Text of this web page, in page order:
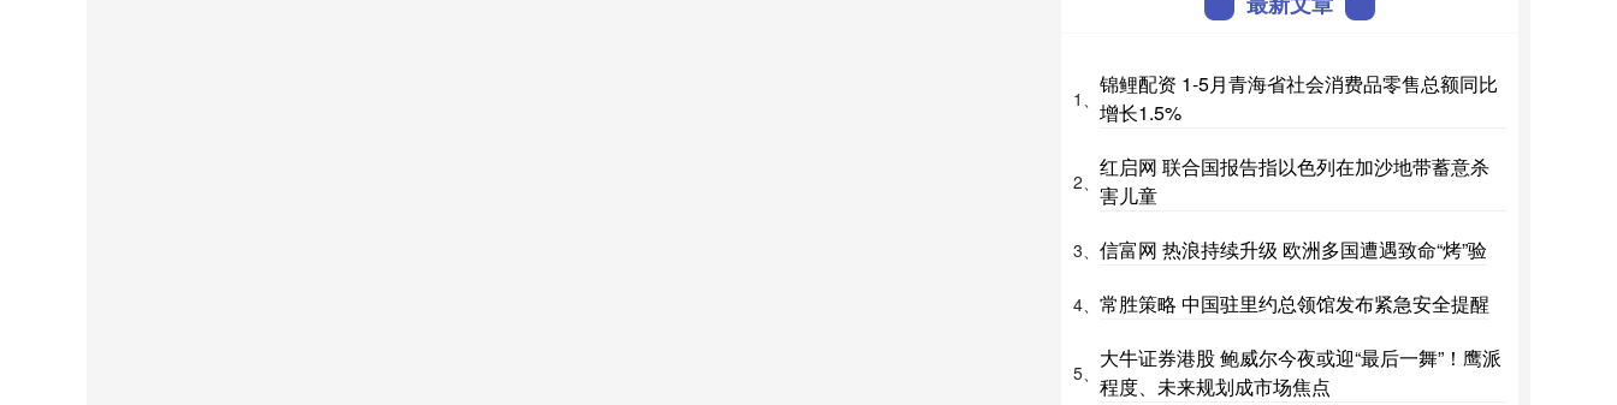
1、
锦鲤配资 1-5月青海省社会消费品零售总额同比
增长1.5%
2、
红启网 联合国报告指以色列在加沙地带蓄意杀
害儿童
3、 信富网 热浪持续升级 欧洲多国遭遇致命“烤”验
4、 常胜策略 中国驻里约总领馆发布紧急安全提醒
5、
大牛证券港股 鲍威尔今夜或迎“最后一舞”！鹰派
程度、未来规划成市场焦点